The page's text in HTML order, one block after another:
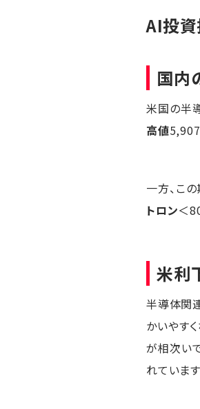
AI投
国内
米国の半
高値
一方、こ
トロン＜
米利
半導体関
かいやす
が相次い
れています